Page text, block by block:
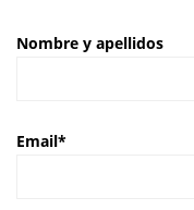
Nombre y apellidos
Email*